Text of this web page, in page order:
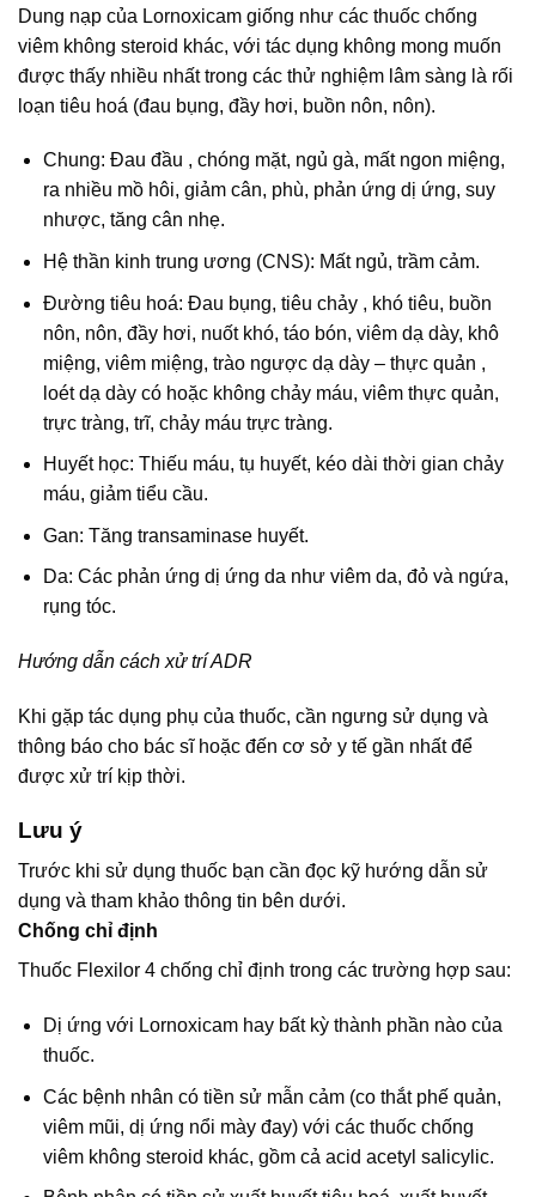
Dung nạp của Lornoxicam giống như các thuốc chống
viêm không steroid khác, với tác dụng không mong muốn
được thấy nhiều nhất trong các thử nghiệm lâm sàng là rối
loạn tiêu hoá (đau bụng, đầy hơi, buồn nôn, nôn).
Chung: Đau đầu , chóng mặt, ngủ gà, mất ngon miệng,
ra nhiều mồ hôi, giảm cân, phù, phản ứng dị ứng, suy
nhược, tăng cân nhẹ.
Hệ thần kinh trung ương (CNS): Mất ngủ, trầm cảm.
Đường tiêu hoá: Đau bụng, tiêu chảy , khó tiêu, buồn
nôn, nôn, đầy hơi, nuốt khó, táo bón, viêm dạ dày, khô
miệng, viêm miệng, trào ngược dạ dày – thực quản ,
loét dạ dày có hoặc không chảy máu, viêm thực quản,
trực tràng, trĩ, chảy máu trực tràng.
Huyết học: Thiếu máu, tụ huyết, kéo dài thời gian chảy
máu, giảm tiểu cầu.
Gan: Tăng transaminase huyết.
Da: Các phản ứng dị ứng da như viêm da, đỏ và ngứa,
rụng tóc.
Hướng dẫn cách xử trí ADR
Khi gặp tác dụng phụ của thuốc, cần ngưng sử dụng và
thông báo cho bác sĩ hoặc đến cơ sở y tế gần nhất để
được xử trí kịp thời.
Lưu ý
Trước khi sử dụng thuốc bạn cần đọc kỹ hướng dẫn sử
dụng và tham khảo thông tin bên dưới.
Chống chỉ định
Thuốc Flexilor 4 chống chỉ định trong các trường hợp sau:
Dị ứng với Lornoxicam hay bất kỳ thành phần nào của
thuốc.
Các bệnh nhân có tiền sử mẫn cảm (co thắt phế quản,
viêm mũi, dị ứng nổi mày đay) với các thuốc chống
viêm không steroid khác, gồm cả acid acetyl salicylic.